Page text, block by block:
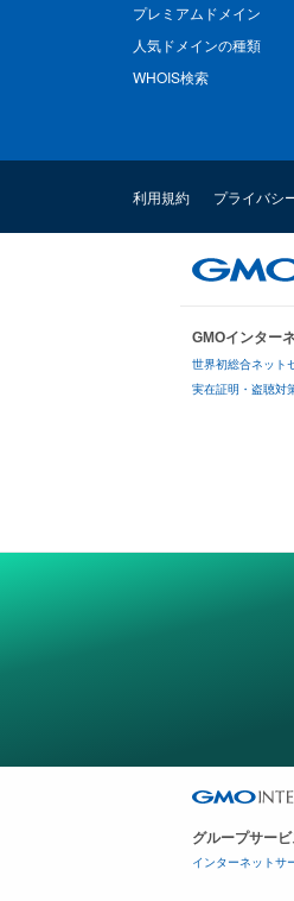
プレミアムドメイン
人気ドメインの種類
WHOIS検索
利用規約 プライバシ
GMOインター
世界初総合ネット
実在証明・盗聴対
グループサービ
インターネットサ